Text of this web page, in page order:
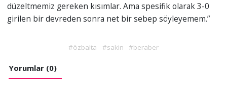
düzeltmemiz gereken kısımlar. Ama spesifik olarak 3-0
girilen bir devreden sonra net bir sebep söyleyemem.”
#özbalta #sakin #beraber
Yorumlar (0)